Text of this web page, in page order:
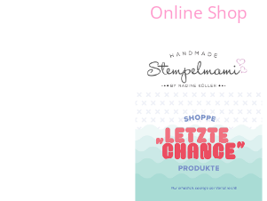
Online Shop